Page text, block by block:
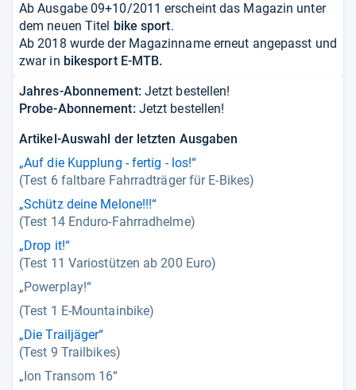
Ab Ausgabe 09+10/2011 erscheint das Magazin unter
dem neuen Titel bike sport.
Ab 2018 wurde der Magazinname erneut angepasst und
zwar in bikesport E-MTB.
Jahres-Abonnement: Jetzt bestellen!
Probe-Abonnement: Jetzt bestellen!
Artikel-Auswahl der letzten Ausgaben
„Auf die Kupplung - fertig - los!“
(Test 6 faltbare Fahrradträger für E-Bikes)
„Schütz deine Melone!!!“
(Test 14 Enduro-Fahrradhelme)
„Drop it!“
(Test 11 Variostützen ab 200 Euro)
„Powerplay!“
(Test 1 E-Mountainbike)
„Die Trailjäger“
(Test 9 Trailbikes)
„Ion Transom 16“